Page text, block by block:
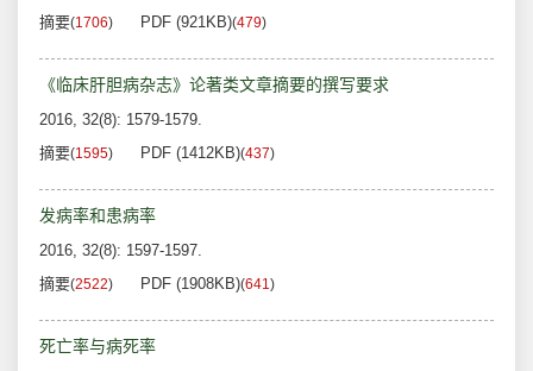
摘要(1706) PDF (921KB)(479)
《临床肝胆病杂志》论著类文章摘要的撰写要求
2016, 32(8): 1579-1579.
摘要(1595) PDF (1412KB)(437)
发病率和患病率
2016, 32(8): 1597-1597.
摘要(2522) PDF (1908KB)(641)
死亡率与病死率